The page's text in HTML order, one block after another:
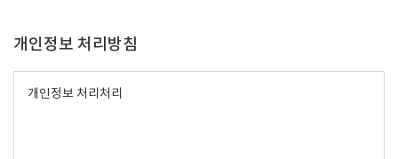
개인정보 처리방침
개인정보 처리처리